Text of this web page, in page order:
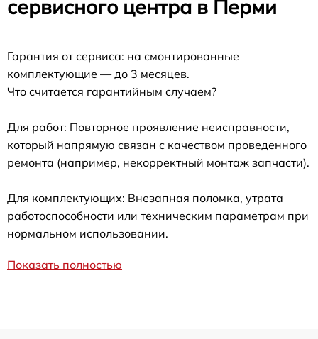
сервисного центра в Перми
Гарантия от сервиса: на смонтированные
комплектующие — до 3 месяцев.
Что считается гарантийным случаем?
Для работ: Повторное проявление неисправности,
который напрямую связан с качеством проведенного
ремонта (например, некорректный монтаж запчасти).
Для комплектующих: Внезапная поломка, утрата
работоспособности или техническим параметрам при
нормальном использовании.
Показать полностью